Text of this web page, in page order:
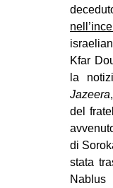
Kfar
la
Jazeera
del
di
stata